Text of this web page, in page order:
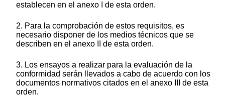
establecen en el anexo I de esta orden.
2. Para la comprobación de estos requisitos, es
necesario disponer de los medios técnicos que se
describen en el anexo II de esta orden.
3. Los ensayos a realizar para la evaluación de la
conformidad serán llevados a cabo de acuerdo con los
documentos normativos citados en el anexo III de esta
orden.